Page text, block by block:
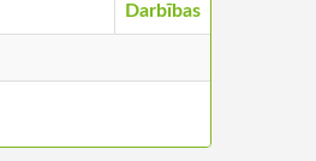
Darbības